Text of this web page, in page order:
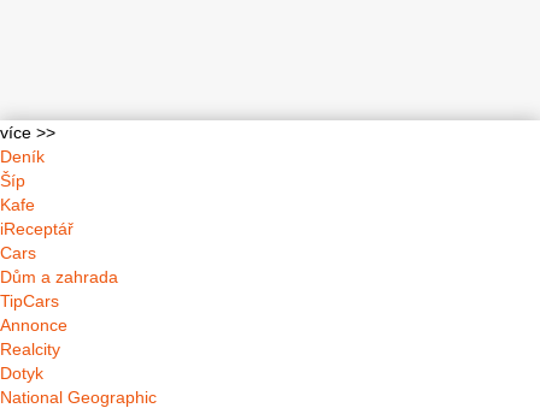
více >>
Deník
Šíp
Kafe
iReceptář
Cars
Dům a zahrada
TipCars
Annonce
Realcity
Dotyk
National Geographic